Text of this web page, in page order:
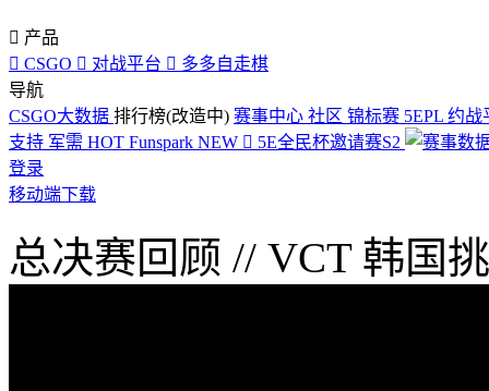
 产品
 CSGO  对战平台  多多自走棋
导航
CSGO大数据 排行榜(改造中) 赛事中心 社区 锦标赛 5EPL 约战
支持 军需 HOT Funspark NEW  5E全民杯邀请赛S2
登录
移动端下载
总决赛回顾 // VCT 韩国